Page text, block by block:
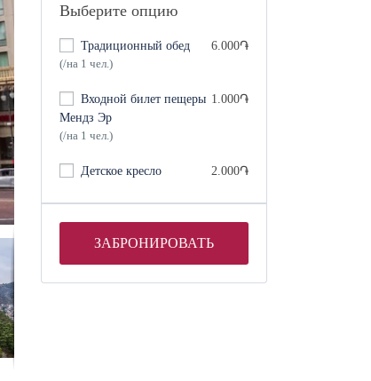
Выберите опцию
Традиционный обед
(/на 1 чел.)
6.000֏
Входной билет пещеры
Мендз Эр
(/на 1 чел.)
1.000֏
Детское кресло 2.000֏
ЗАБРОНИРОВАТЬ